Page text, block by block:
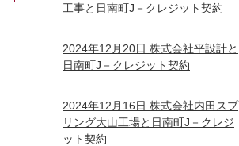
工事と日南町J－クレジット契約
2024年12月20日 株式会社平設計と
日南町J－クレジット契約
2024年12月16日 株式会社内田スプ
リング大山工場と日南町J－クレジ
ット契約